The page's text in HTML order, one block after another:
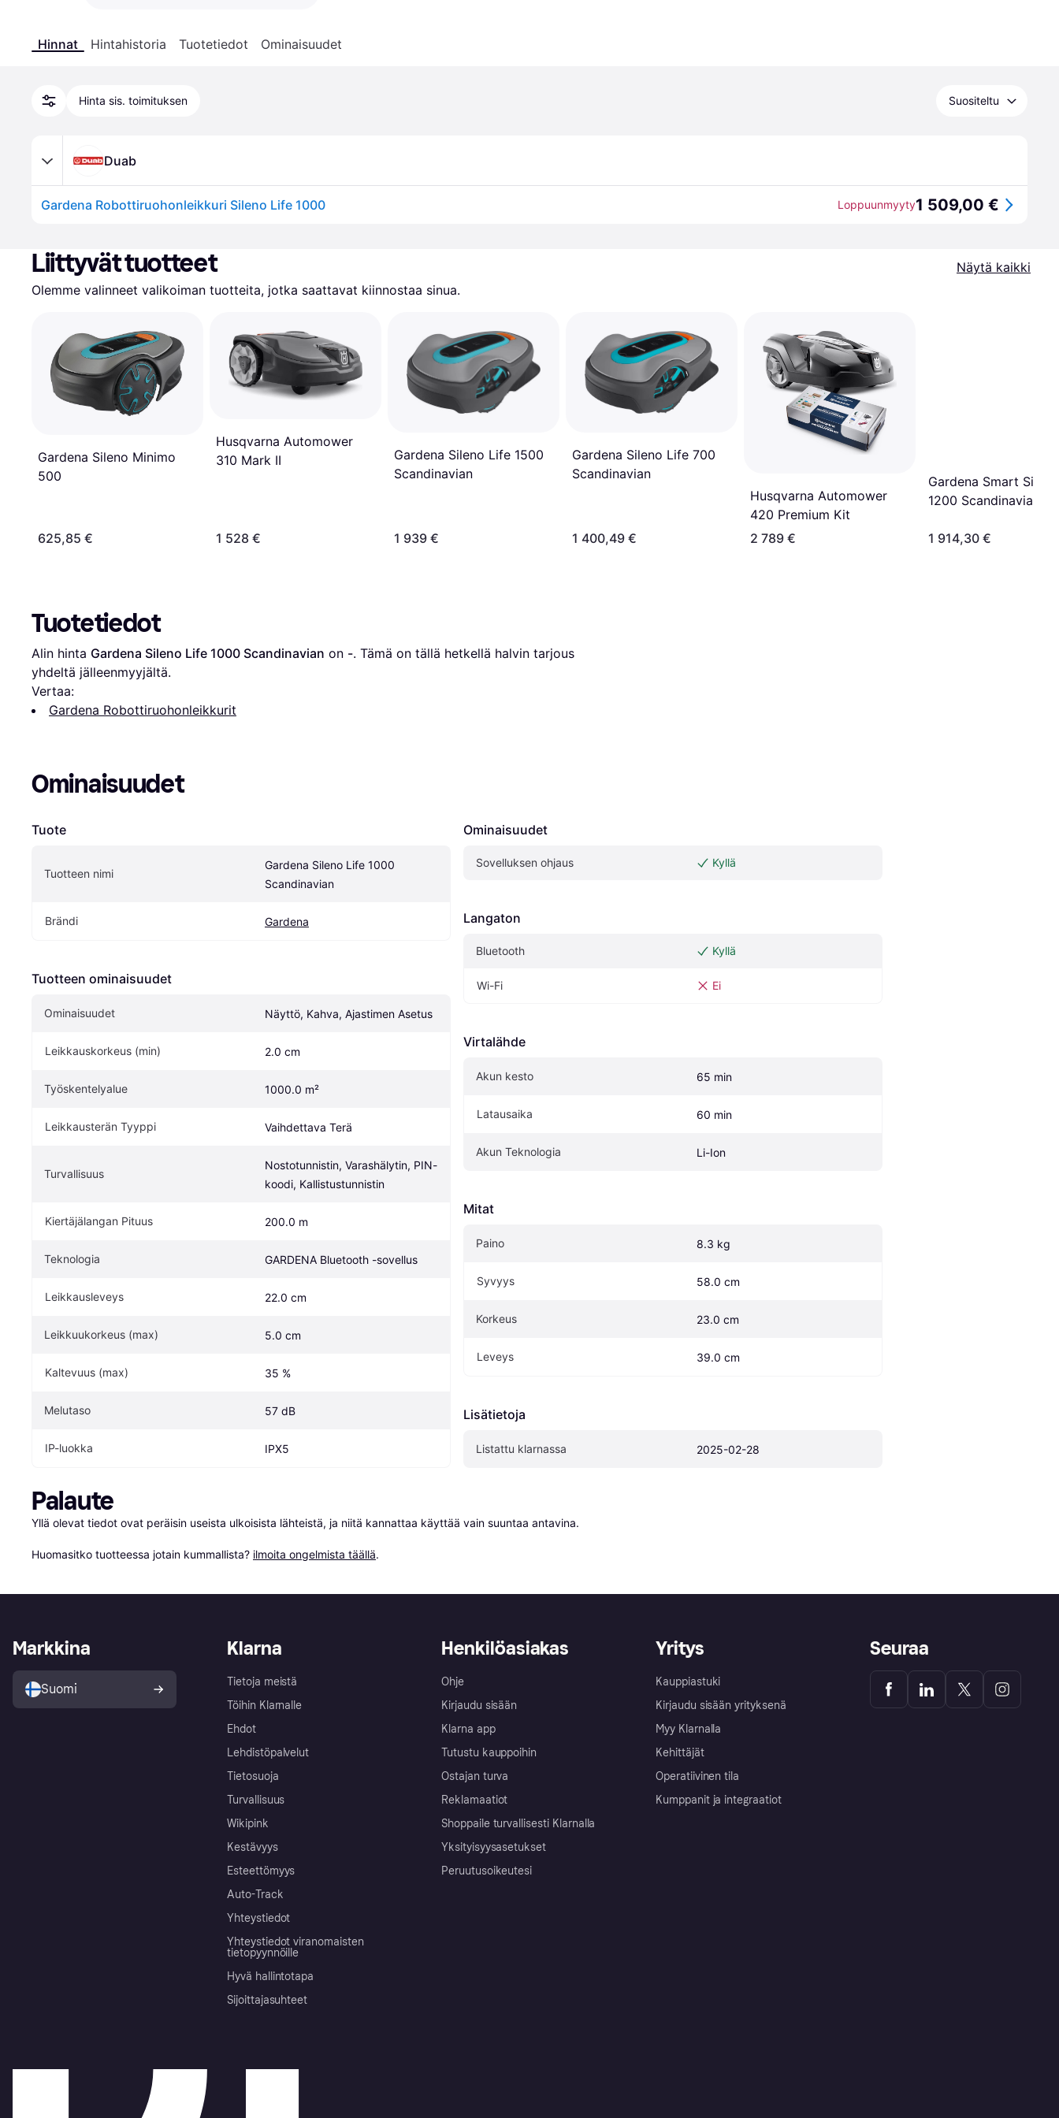
Hinnat Hintahistoria Tuotetiedot Ominaisuudet
Hinta sis. toimituksen Suositeltu
Duab
Gardena Robottiruohonleikkuri Sileno Life 1000 Loppuunmyyty1 509,00 €
Liittyvät tuotteet
Näytä kaikki
Olemme valinneet valikoiman tuotteita, jotka saattavat kiinnostaa sinua.
Gardena Sileno Minimo
500
625,85 €
Husqvarna Automower
310 Mark II
1 528 €
Gardena Sileno Life 1500
Scandinavian
1 939 €
Gardena Sileno Life 700
Scandinavian
1 400,49 €
Husqvarna Automower
420 Premium Kit
2 789 €
Gardena Smart
1200 Scandinavian
1 914,30 €
Tuotetiedot
Alin hinta Gardena Sileno Life 1000 Scandinavian on -. Tämä on tällä hetkellä halvin tarjous
yhdeltä jälleenmyyjältä.
Vertaa:
Gardena Robottiruohonleikkurit
Ominaisuudet
Tuote
Tuotteen nimi
Gardena Sileno Life 1000
Scandinavian
Brändi Gardena
Tuotteen ominaisuudet
Ominaisuudet Näyttö, Kahva, Ajastimen Asetus
Leikkauskorkeus (min) 2.0 cm
Työskentelyalue 1000.0 m²
Leikkausterän Tyyppi Vaihdettava Terä
Turvallisuus
Nostotunnistin, Varashälytin, PIN-
koodi, Kallistustunnistin
Kiertäjälangan Pituus 200.0 m
Teknologia GARDENA Bluetooth -sovellus
Leikkausleveys 22.0 cm
Leikkuukorkeus (max) 5.0 cm
Kaltevuus (max) 35 %
Melutaso 57 dB
IP-luokka IPX5
Ominaisuudet
Sovelluksen ohjaus Kyllä
Langaton
Bluetooth Kyllä
Wi-Fi Ei
Virtalähde
Akun kesto 65 min
Latausaika 60 min
Akun Teknologia Li-Ion
Mitat
Paino 8.3 kg
Syvyys 58.0 cm
Korkeus 23.0 cm
Leveys 39.0 cm
Lisätietoja
Listattu klarnassa 2025-02-28
Palaute
Yllä olevat tiedot ovat peräisin useista ulkoisista lähteistä, ja niitä kannattaa käyttää vain suuntaa antavina.
Huomasitko tuotteessa jotain kummallista? ilmoita ongelmista täällä.
Klarna
Tietoja meistä
Töihin Klarnalle
Ehdot
Lehdistöpalvelut
Tietosuoja
Turvallisuus
Wikipink
Kestävyys
Esteettömyys
Auto-Track
Yhteystiedot
Yhteystiedot viranomaisten
tietopyynnöille
Hyvä hallintotapa
Sijoittajasuhteet
Henkilöasiakas
Ohje
Kirjaudu sisään
Klarna app
Tutustu kauppoihin
Ostajan turva
Reklamaatiot
Shoppaile turvallisesti Klarnalla
Yksityisyysasetukset
Peruutusoikeutesi
Yritys
Kauppiastuki
Kirjaudu sisään yrityksenä
Myy Klarnalla
Kehittäjät
Operatiivinen tila
Kumppanit ja integraatiot
Markkina
Suomi
Seuraa